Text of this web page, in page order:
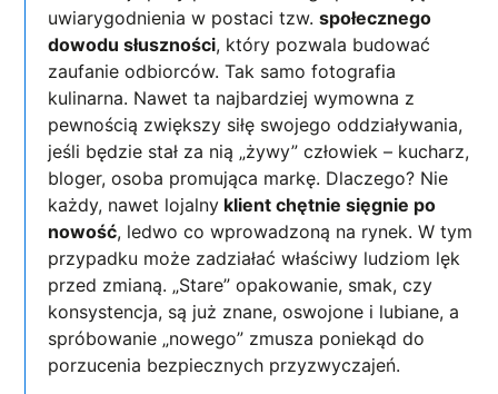
uwiarygodnienia w postaci tzw.społecznego
dowodu słuszności, który pozwala budować
zaufanie odbiorców. Tak samo fotografia
kulinarna. Nawet ta najbardziej wymowna z
pewnością zwiększy siłę swojego oddziaływania,
jeśli będzie stał za nią „żywy” człowiek – kucharz,
bloger, osoba promująca markę. Dlaczego? Nie
każdy, nawet lojalny klient chętnie sięgnie po
nowość, ledwo co wprowadzoną na rynek. W tym
przypadku może zadziałać właściwy ludziom lęk
przed zmianą. „Stare” opakowanie, smak, czy
konsystencja, są już znane, oswojone i lubiane, a
spróbowanie „nowego” zmusza poniekąd do
porzucenia bezpiecznych przyzwyczajeń.